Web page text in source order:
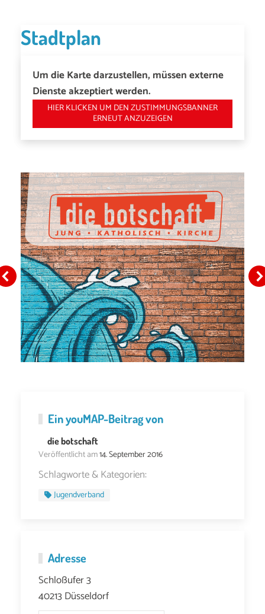
Stadtplan
Um die Karte darzustellen, müssen externe
Dienste akzeptiert werden.
HIER KLICKEN UM DEN ZUSTIMMUNGSBANNER
ERNEUT ANZUZEIGEN
EinyouMAP-Beitrag von
die botschaft
Veröffentlicht am14. September 2016
Schlagworte & Kategorien:
Jugendverband
Adresse
Schloßufer 3
40213 Düsseldorf